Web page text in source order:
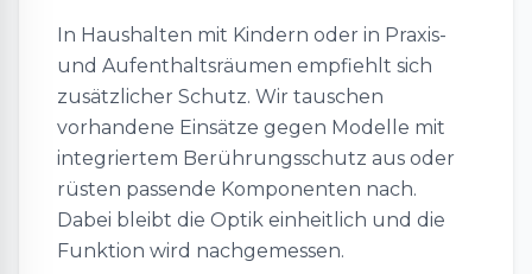
In Haushalten mit Kindern oder in Praxis-
und Aufenthaltsräumen empfiehlt sich
zusätzlicher Schutz. Wir tauschen
vorhandene Einsätze gegen Modelle mit
integriertem Berührungsschutz aus oder
rüsten passende Komponenten nach.
Dabei bleibt die Optik einheitlich und die
Funktion wird nachgemessen.